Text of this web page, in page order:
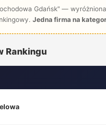
Gdańsk" —
Jedna firma na
Rankingu